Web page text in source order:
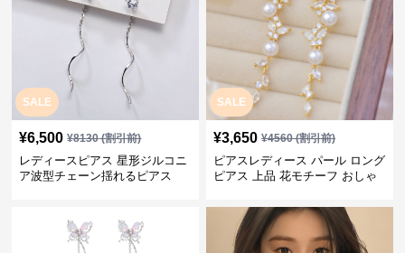
SALE
¥6,500 ¥8130(割引前)
レディースピアス 星形ジルコニ
ア波型チェーン揺れるピアス
SALE
¥3,650 ¥4560(割引前)
ピアスレディース パール ロング
ピアス 上品 花モチーフ おしゃ